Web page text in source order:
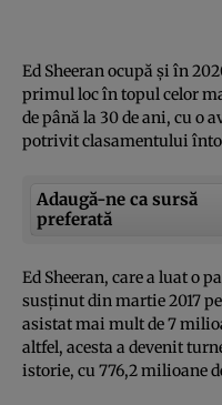
Ed Sheeran ocupă şi în
primul loc în topul celor
de până la 30 de ani, cu o
potrivit clasamentului
Adaugă-ne ca sursă
preferată
Ed Sheeran, care a luat o
susţinut din martie 2017
asistat mai mult de 7
altfel, acesta a devenit
istorie, cu 776,2 milioane